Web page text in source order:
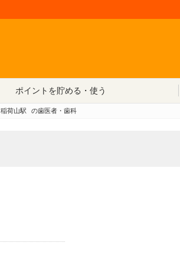
ポイントを貯める・使う
稲荷山駅 の歯医者・歯科